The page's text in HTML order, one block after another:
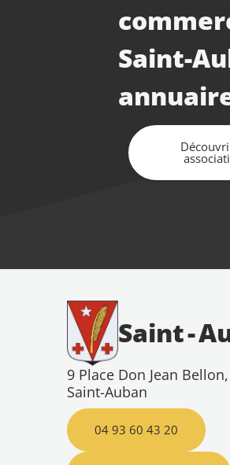
Saint-
Saint-
9 Place Don Jean
Saint-Auban
04 93 60 43 20